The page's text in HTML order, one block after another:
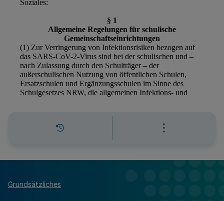
Grundsätzliches